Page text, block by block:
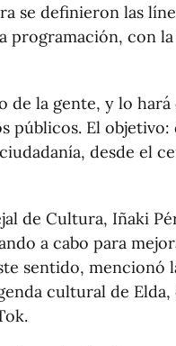
se definieron las
programación, con
de la gente, y lo hará
públicos. El
desde el
de Cultura, Iñaki
a cabo para
sentido, mencionó
cultural de